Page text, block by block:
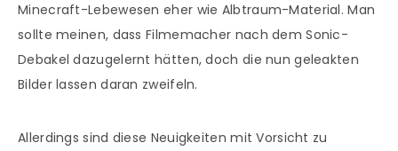
Minecraft-Lebewesen eher wie Albtraum-Material. Man
sollte meinen, dass Filmemacher nach dem Sonic-
Debakel dazugelernt hätten, doch die nun geleakten
Bilder lassen daran zweifeln.
Allerdings sind diese Neuigkeiten mit Vorsicht zu